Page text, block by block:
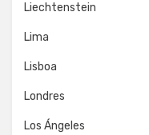
Liechtenstein
Lima
Lisboa
Londres
Los Ángeles